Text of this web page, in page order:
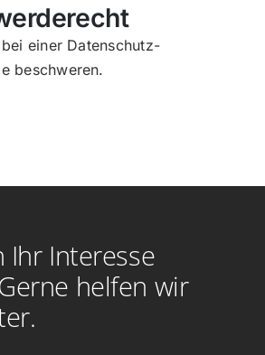
einer Datenschutz-
beschweren.
Ihr Interesse
helfen wir